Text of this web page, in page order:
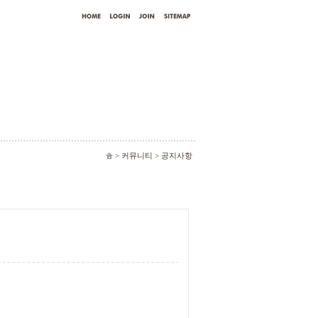
> 커뮤니티 > 공지사항